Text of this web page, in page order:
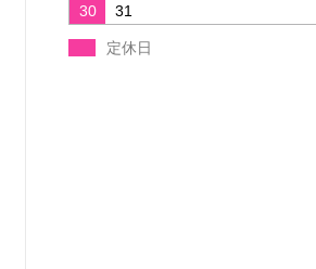
30
31
定休日